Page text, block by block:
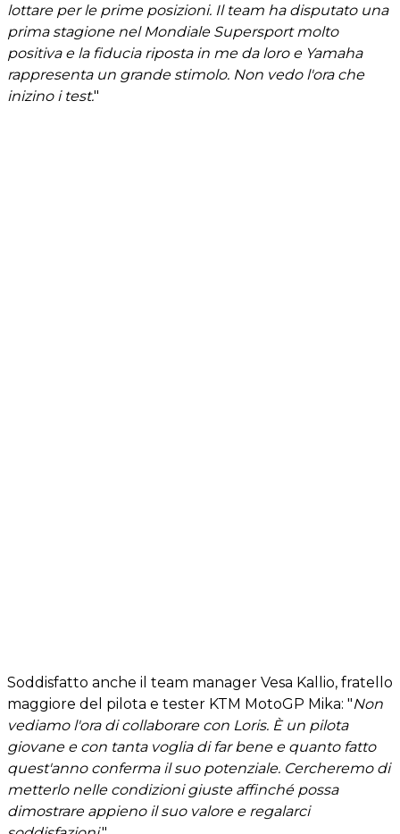
lottare per le prime posizioni. Il team ha disputato una
prima stagione nel Mondiale Supersport molto
positiva e la fiducia riposta in me da loro e Yamaha
rappresenta un grande stimolo. Non vedo l'ora che
inizino i test."
Soddisfatto anche il team manager Vesa Kallio, fratello
maggiore del pilota e tester KTM MotoGP Mika: "Non
vediamo l'ora di collaborare con Loris. È un pilota
giovane e con tanta voglia di far bene e quanto fatto
quest'anno conferma il suo potenziale. Cercheremo di
metterlo nelle condizioni giuste affinché possa
dimostrare appieno il suo valore e regalarci